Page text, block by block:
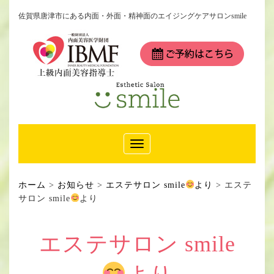
佐賀県唐津市にある内面・外面・精神面のエイジングケアサロンsmile
Toggle
Navigation
ホーム > お知らせ > エステサロン smile より > エステ
サロン smile
より
エステサロン smile